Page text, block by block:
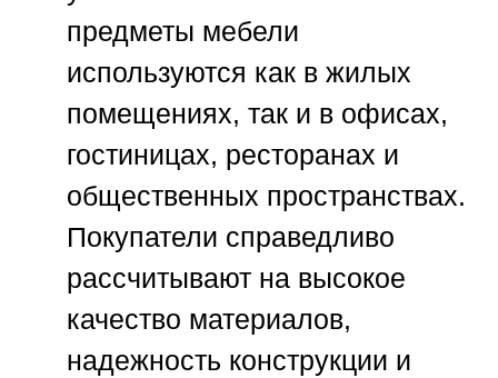
предметы мебели
используются как в жилых
помещениях, так и в офисах,
гостиницах, ресторанах и
общественных пространствах.
Покупатели справедливо
рассчитывают на высокое
качество материалов,
надежность конструкции и